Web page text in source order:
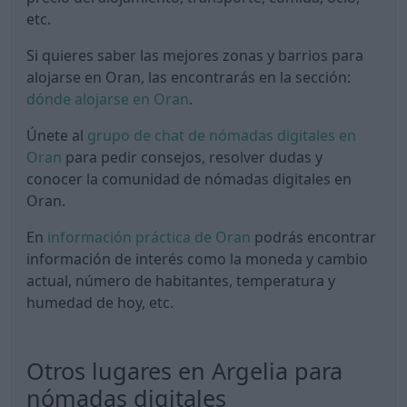
etc.
Si quieres saber las mejores zonas y barrios para
alojarse en Oran, las encontrarás en la sección:
dónde alojarse en Oran.
Únete al grupo de chat de nómadas digitales en
Oran para pedir consejos, resolver dudas y
conocer la comunidad de nómadas digitales en
Oran.
En información práctica de Oran podrás encontrar
información de interés como la moneda y cambio
actual, número de habitantes, temperatura y
humedad de hoy, etc.
Otros lugares en Argelia para
nómadas digitales